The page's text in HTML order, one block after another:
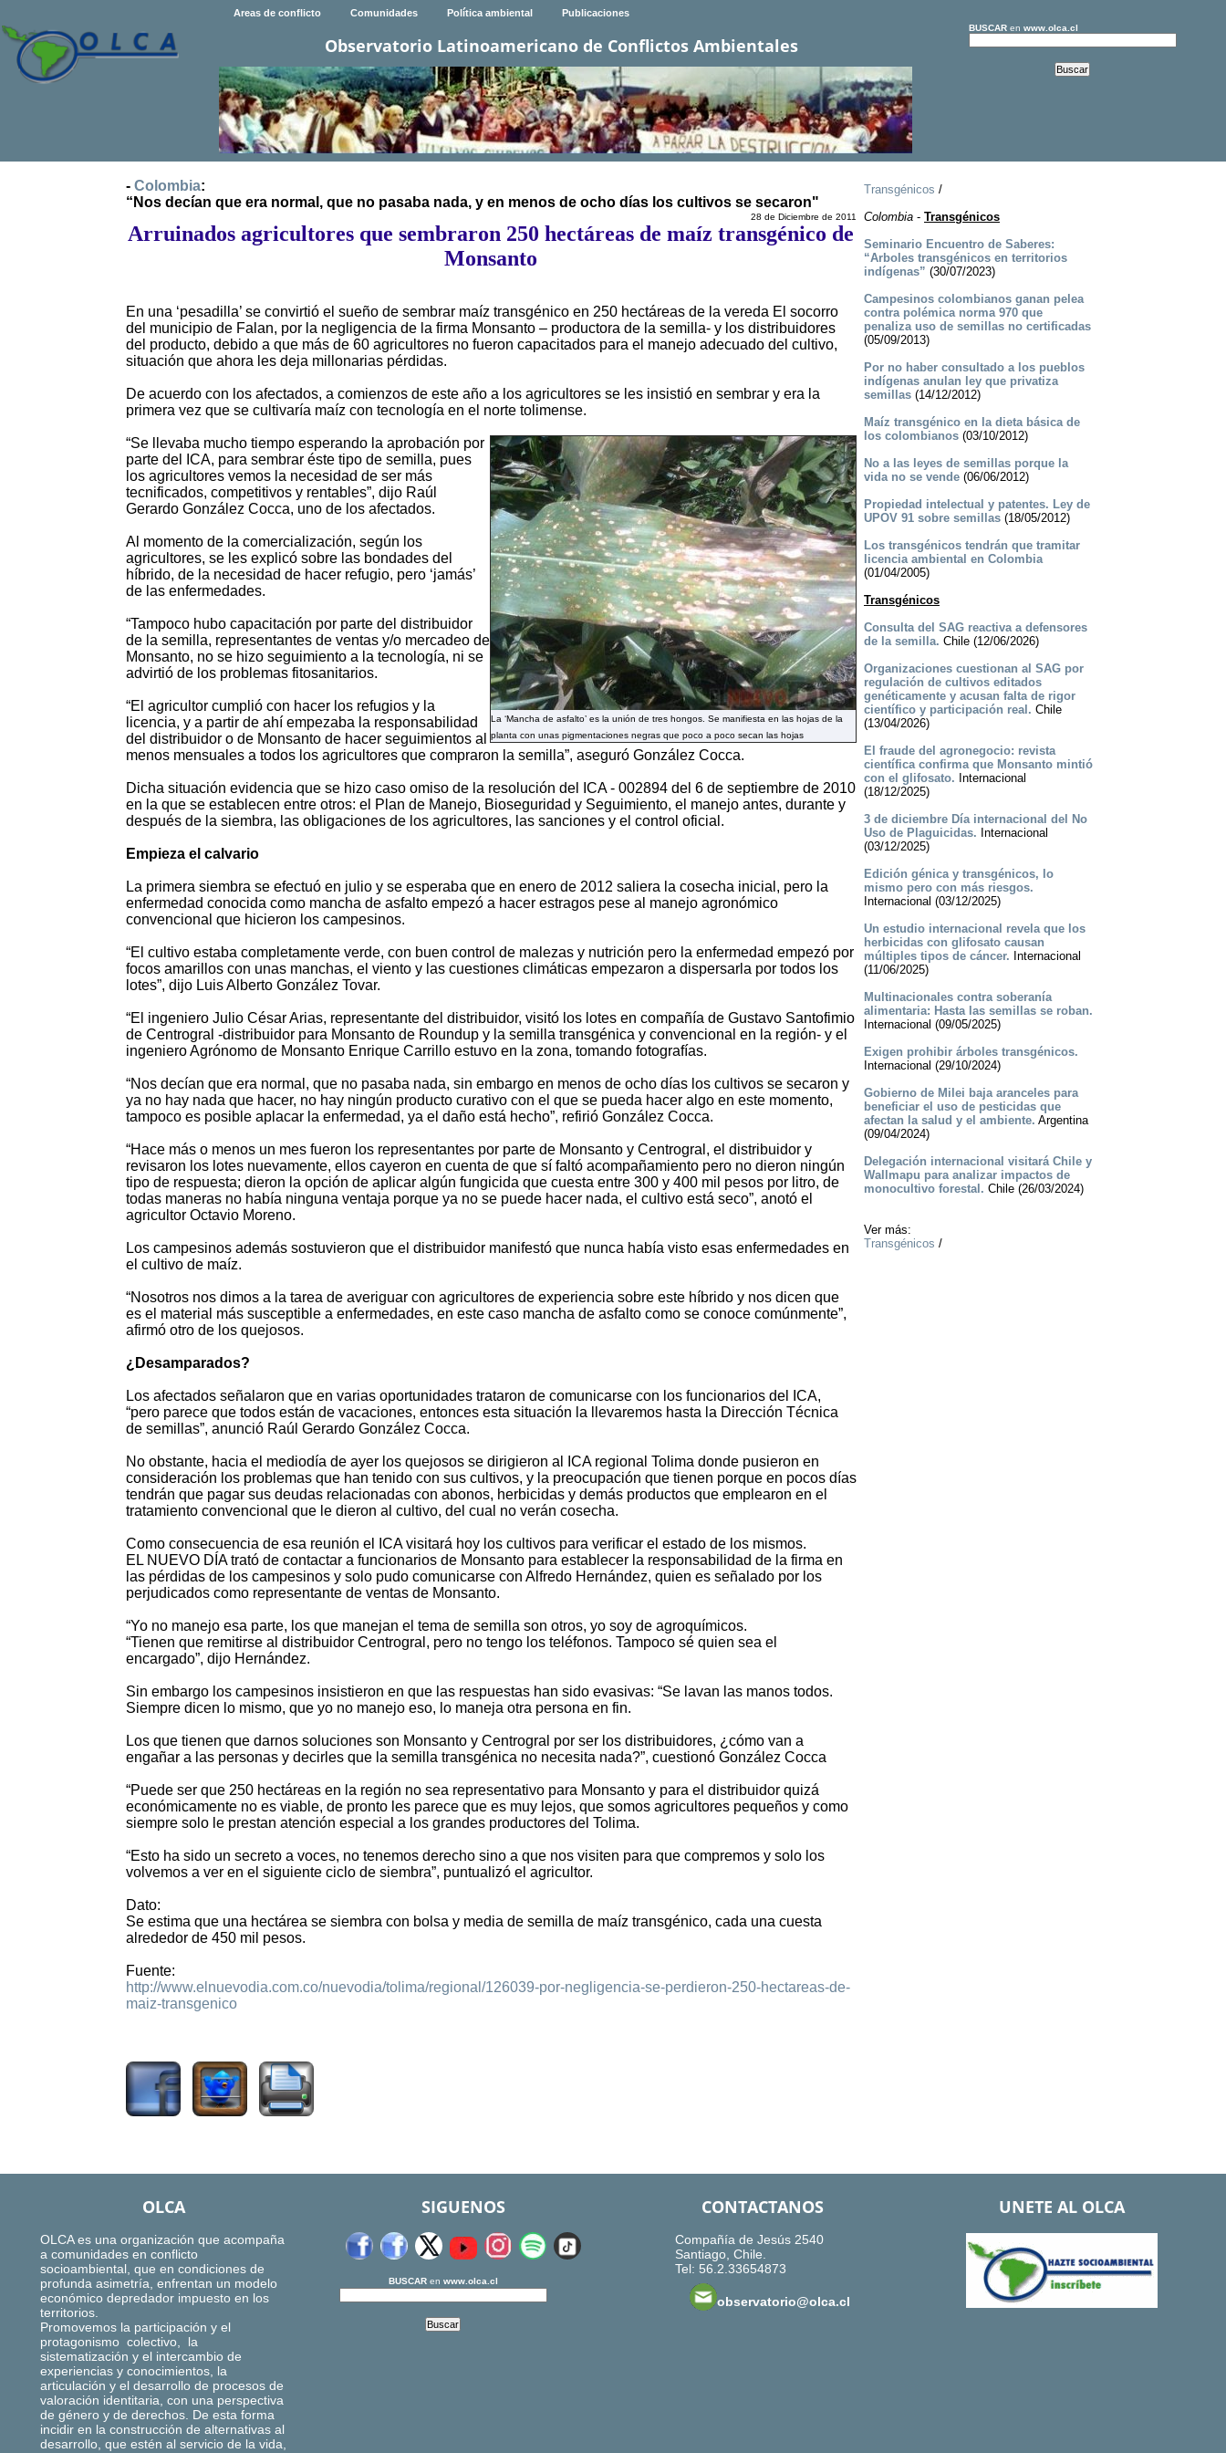
Areas de conflicto Comunidades Política ambiental Publicaciones
Observatorio Latinoamericano de Conflictos Ambientales
BUSCARen www.olca.cl
- Colombia:
“Nos decían que era normal, que no pasaba nada, y en menos de ocho días los cultivos se secaron"
28 de Diciembre de 2011
Arruinados agricultores que sembraron 250 hectáreas de maíz transgénico de
Monsanto
En una ‘pesadilla’ se convirtió el sueño de sembrar maíz transgénico en 250 hectáreas de la vereda El socorro
del municipio de Falan, por la negligencia de la firma Monsanto – productora de la semilla- y los distribuidores
del producto, debido a que más de 60 agricultores no fueron capacitados para el manejo adecuado del cultivo,
situación que ahora les deja millonarias pérdidas.
De acuerdo con los afectados, a comienzos de este año a los agricultores se les insistió en sembrar y era la
primera vez que se cultivaría maíz con tecnología en el norte tolimense.
La ‘Mancha de asfalto’ es la unión de tres hongos. Se manifiesta en las hojas de la
planta con unas pigmentaciones negras que poco a poco secan las hojas
“Se llevaba mucho tiempo esperando la aprobación por
parte del ICA, para sembrar éste tipo de semilla, pues
los agricultores vemos la necesidad de ser más
tecnificados, competitivos y rentables”, dijo Raúl
Gerardo González Cocca, uno de los afectados.
Al momento de la comercialización, según los
agricultores, se les explicó sobre las bondades del
híbrido, de la necesidad de hacer refugio, pero ‘jamás’
de las enfermedades.
“Tampoco hubo capacitación por parte del distribuidor
de la semilla, representantes de ventas y/o mercadeo de
Monsanto, no se hizo seguimiento a la tecnología, ni se
advirtió de los problemas fitosanitarios.
“El agricultor cumplió con hacer los refugios y la
licencia, y a partir de ahí empezaba la responsabilidad
del distribuidor o de Monsanto de hacer seguimientos al
menos mensuales a todos los agricultores que compraron la semilla”, aseguró González Cocca.
Dicha situación evidencia que se hizo caso omiso de la resolución del ICA - 002894 del 6 de septiembre de 2010
en la que se establecen entre otros: el Plan de Manejo, Bioseguridad y Seguimiento, el manejo antes, durante y
después de la siembra, las obligaciones de los agricultores, las sanciones y el control oficial.
Empieza el calvario
La primera siembra se efectuó en julio y se esperaba que en enero de 2012 saliera la cosecha inicial, pero la
enfermedad conocida como mancha de asfalto empezó a hacer estragos pese al manejo agronómico
convencional que hicieron los campesinos.
“El cultivo estaba completamente verde, con buen control de malezas y nutrición pero la enfermedad empezó por
focos amarillos con unas manchas, el viento y las cuestiones climáticas empezaron a dispersarla por todos los
lotes”, dijo Luis Alberto González Tovar.
“El ingeniero Julio César Arias, representante del distribuidor, visitó los lotes en compañía de Gustavo Santofimio
de Centrogral -distribuidor para Monsanto de Roundup y la semilla transgénica y convencional en la región- y el
ingeniero Agrónomo de Monsanto Enrique Carrillo estuvo en la zona, tomando fotografías.
“Nos decían que era normal, que no pasaba nada, sin embargo en menos de ocho días los cultivos se secaron y
ya no hay nada que hacer, no hay ningún producto curativo con el que se pueda hacer algo en este momento,
tampoco es posible aplacar la enfermedad, ya el daño está hecho”, refirió González Cocca.
“Hace más o menos un mes fueron los representantes por parte de Monsanto y Centrogral, el distribuidor y
revisaron los lotes nuevamente, ellos cayeron en cuenta de que sí faltó acompañamiento pero no dieron ningún
tipo de respuesta; dieron la opción de aplicar algún fungicida que cuesta entre 300 y 400 mil pesos por litro, de
todas maneras no había ninguna ventaja porque ya no se puede hacer nada, el cultivo está seco”, anotó el
agricultor Octavio Moreno.
Los campesinos además sostuvieron que el distribuidor manifestó que nunca había visto esas enfermedades en
el cultivo de maíz.
“Nosotros nos dimos a la tarea de averiguar con agricultores de experiencia sobre este híbrido y nos dicen que
es el material más susceptible a enfermedades, en este caso mancha de asfalto como se conoce comúnmente”,
afirmó otro de los quejosos.
¿Desamparados?
Los afectados señalaron que en varias oportunidades trataron de comunicarse con los funcionarios del ICA,
“pero parece que todos están de vacaciones, entonces esta situación la llevaremos hasta la Dirección Técnica
de semillas”, anunció Raúl Gerardo González Cocca.
No obstante, hacia el mediodía de ayer los quejosos se dirigieron al ICA regional Tolima donde pusieron en
consideración los problemas que han tenido con sus cultivos, y la preocupación que tienen porque en pocos días
tendrán que pagar sus deudas relacionadas con abonos, herbicidas y demás productos que emplearon en el
tratamiento convencional que le dieron al cultivo, del cual no verán cosecha.
Como consecuencia de esa reunión el ICA visitará hoy los cultivos para verificar el estado de los mismos.
EL NUEVO DÍA trató de contactar a funcionarios de Monsanto para establecer la responsabilidad de la firma en
las pérdidas de los campesinos y solo pudo comunicarse con Alfredo Hernández, quien es señalado por los
perjudicados como representante de ventas de Monsanto.
“Yo no manejo esa parte, los que manejan el tema de semilla son otros, yo soy de agroquímicos.
“Tienen que remitirse al distribuidor Centrogral, pero no tengo los teléfonos. Tampoco sé quien sea el
encargado”, dijo Hernández.
Sin embargo los campesinos insistieron en que las respuestas han sido evasivas: “Se lavan las manos todos.
Siempre dicen lo mismo, que yo no manejo eso, lo maneja otra persona en fin.
Los que tienen que darnos soluciones son Monsanto y Centrogral por ser los distribuidores, ¿cómo van a
engañar a las personas y decirles que la semilla transgénica no necesita nada?”, cuestionó González Cocca
“Puede ser que 250 hectáreas en la región no sea representativo para Monsanto y para el distribuidor quizá
económicamente no es viable, de pronto les parece que es muy lejos, que somos agricultores pequeños y como
siempre solo le prestan atención especial a los grandes productores del Tolima.
“Esto ha sido un secreto a voces, no tenemos derecho sino a que nos visiten para que compremos y solo los
volvemos a ver en el siguiente ciclo de siembra”, puntualizó el agricultor.
Dato:
Se estima que una hectárea se siembra con bolsa y media de semilla de maíz transgénico, cada una cuesta
alrededor de 450 mil pesos.
Fuente:
http://www.elnuevodia.com.co/nuevodia/tolima/regional/126039-por-negligencia-se-perdieron-250-hectareas-de-
maiz-transgenico
Transgénicos /
Colombia- Transgénicos
Seminario Encuentro de Saberes:
“Arboles transgénicos en territorios
indígenas” (30/07/2023)
Campesinos colombianos ganan pelea
contra polémica norma 970 que
penaliza uso de semillas no certificadas
(05/09/2013)
Por no haber consultado a los pueblos
indígenas anulan ley que privatiza
semillas(14/12/2012)
Maíz transgénico en la dieta básica de
los colombianos(03/10/2012)
No a las leyes de semillas porque la
vida no se vende(06/06/2012)
Propiedad intelectual y patentes. Ley de
UPOV 91 sobre semillas(18/05/2012)
Los transgénicos tendrán que tramitar
licencia ambiental en Colombia
(01/04/2005)
Transgénicos
Consulta del SAG reactiva a defensores
de la semilla. Chile (12/06/2026)
Organizaciones cuestionan al SAG por
regulación de cultivos editados
genéticamente y acusan falta de rigor
científico y participación real. Chile
(13/04/2026)
El fraude del agronegocio: revista
científica confirma que Monsanto mintió
con el glifosato. Internacional
(18/12/2025)
3 de diciembre Día internacional del No
Uso de Plaguicidas. Internacional
(03/12/2025)
Edición génica y transgénicos, lo
mismo pero con más riesgos.
Internacional (03/12/2025)
Un estudio internacional revela que los
herbicidas con glifosato causan
múltiples tipos de cáncer. Internacional
(11/06/2025)
Multinacionales contra soberanía
alimentaria: Hasta las semillas se roban.
Internacional (09/05/2025)
Exigen prohibir árboles transgénicos.
Internacional (29/10/2024)
Gobierno de Milei baja aranceles para
beneficiar el uso de pesticidas que
afectan la salud y el ambiente. Argentina
(09/04/2024)
Delegación internacional visitará Chile y
Wallmapu para analizar impactos de
monocultivo forestal. Chile (26/03/2024)
Ver más:
Transgénicos /
OLCA
OLCA es una organización que acompaña
a comunidades en conflicto
socioambiental, que en condiciones de
profunda asimetría, enfrentan un modelo
económico depredador impuesto en los
territorios.
Promovemos la participación y el
protagonismo colectivo, la
sistematización y el intercambio de
experiencias y conocimientos, la
articulación y el desarrollo de procesos de
valoración identitaria, con una perspectiva
de género y de derechos. De esta forma
incidir en la construcción de alternativas al
desarrollo, que estén al servicio de la vida,
SIGUENOS
BUSCARen www.olca.cl
CONTACTANOS
Compañía de Jesús 2540
Santiago, Chile.
Tel: 56.2.33654873
observatorio@olca.cl
UNETE AL OLCA